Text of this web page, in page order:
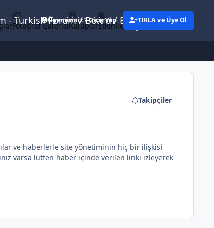
- Turkish Forum / Board / Blog
Fotoğraf GalerisiKulüplerEtkinliklerEylemler
Üyemisiniz ? Giriş Yap TIKLA ve Üye Ol
Takipçiler
ve haberlerle site yönetiminin hiç bir ilişkisi
varsa lütfen haber içinde verilen linki izleyerek